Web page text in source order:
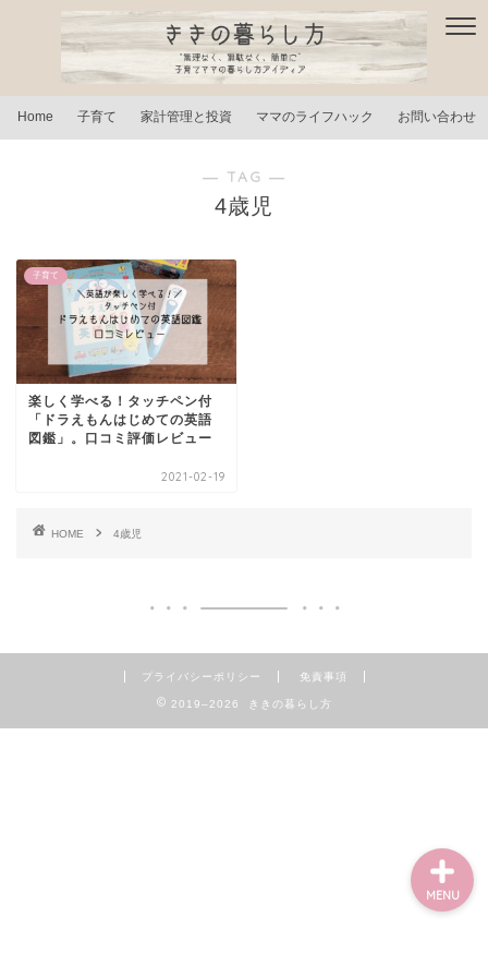
Home 子育て 家計管理と投資 ママのライフハック お問い合わせ
― TAG ―
4歳児
子育て
楽しく学べる！タッチペン付
「ドラえもんはじめての英語
図鑑」。口コミ評価レビュー
2021-02-19
HOME 4歳児
プライバシーポリシー 免責事項
2019–2026 ききの暮らし方
MENU
家計管理と投資